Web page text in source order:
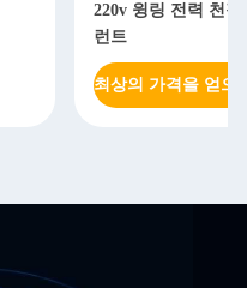
220v 윙링 전력 천
런트
최상의 가격을 얻으